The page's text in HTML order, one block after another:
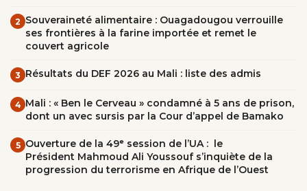
2 Souveraineté alimentaire : Ouagadougou verrouille
ses frontières à la farine importée et remet le
couvert agricole
3 Résultats du DEF 2026 au Mali : liste des admis
4 Mali : « Ben le Cerveau » condamné à 5 ans de prison,
dont un avec sursis par la Cour d’appel de Bamako
5 Ouverture de la 49ᵉ session de l’UA : le
Président Mahmoud Ali Youssouf s’inquiète de la
progression du terrorisme en Afrique de l’Ouest